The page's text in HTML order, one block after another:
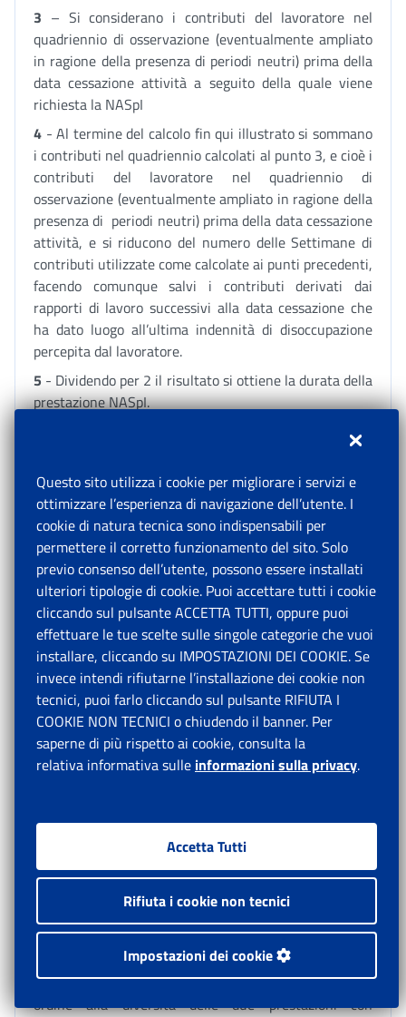
3 – Si considerano i contributi del lavoratore nel
quadriennio di osservazione (eventualmente ampliato
in ragione della presenza di periodi neutri) prima della
data cessazione attività a seguito della quale viene
richiesta la NASpI
4 - Al termine del calcolo fin qui illustrato si sommano
i contributi nel quadriennio calcolati al punto 3, e cioè i
contributi del lavoratore nel quadriennio di
osservazione (eventualmente ampliato in ragione della
presenza di periodi neutri) prima della data cessazione
attività, e si riducono del numero delle Settimane di
contributi utilizzate come calcolate ai punti precedenti,
facendo comunque salvi i contributi derivati dai
rapporti di lavoro successivi alla data cessazione che
ha dato luogo all’ultima indennità di disoccupazione
percepita dal lavoratore.
5 - Dividendo per 2 il risultato si ottiene la durata della
prestazione NASpI.
Con l’occasione si forniscono elementi utili
all’interpretazione del paragrafo 2.5 punto 4) della
circolare n.94 del 2015 in ordine al quale sono state
segnalate incertezze circa gli effetti sul calcolo della
durata della NASpI.
Si precisa pertanto che per tutte le prestazioni di
disoccupazione ordinaria con requisiti normali (DSO) o
di ASpI le cui ultime 52 settimane di contribuzione che
vi hanno dato luogo siano a cavallo dell’inizio del
quadriennio, la valutazione della contribuzione
utilizzata – calcolata così come indicato al punto 1)
dello stesso paragrafo 2.5 - deve essere ricondotta
prioritariamente ai periodi contributivi più risalenti
delle ultime 52 settimane di contribuzione che hanno
dato luogo a prestazioni di DSO o ASpI, anche se detta
contribuzione si colloca al di fuori del quadriennio di
pubblicato in apposita sezione di pagina Internet.
7. Domanda di indennità di mobilità o di indennità di
disoccupazione NASpI.
A seguito dei quesiti pervenuti dalle strutture
territoriali circa la possibilità per il lavoratore di optare
tra la prestazione di mobilità e la prestazione di
disoccupazione NASpI, si precisa quanto segue in
ordine alla diversità delle due prestazioni con
Questo sito utilizza i cookie per migliorare i servizi e
ottimizzare l’esperienza di navigazione dell’utente. I
cookie di natura tecnica sono indispensabili per
permettere il corretto funzionamento del sito. Solo
previo consenso dell’utente, possono essere installati
ulteriori tipologie di cookie. Puoi accettare tutti i cookie
cliccando sul pulsante ACCETTA TUTTI, oppure puoi
effettuare le tue scelte sulle singole categorie che vuoi
installare, cliccando su IMPOSTAZIONI DEI COOKIE. Se
invece intendi rifiutarne l’installazione dei cookie non
tecnici, puoi farlo cliccando sul pulsante RIFIUTA I
COOKIE NON TECNICI o chiudendo il banner. Per
saperne di più rispetto ai cookie, consulta la
relativa informativa sulle informazioni sulla privacy.
Accetta Tutti
Rifiuta i cookie non tecnici
Impostazioni dei cookie